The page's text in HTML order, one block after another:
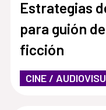
Estrategias
para guión
ficción
CINE /